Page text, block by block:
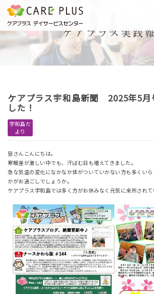
こんな方に
おすすめ
一日体験
リクルート
お問い合わせ
体験希望
ケアプラス宇和島新聞 2025年5月
した！
宇和島だ
より
皆さんこんにちは。
寒暖差が激しい中でも、汗ばむ日も増えてきました。
急な気温の変化になかなか体がついていかない方も多くい
かがお過ごしでしょうか。
ケアプラス宇和島では多く方がお休みなく元気に来所されて